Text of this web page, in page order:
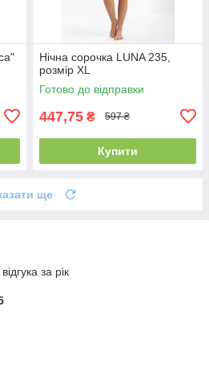
Нічна сорочка LUNA 235,
розмір XL
Готово до відправки
447,75 ₴ 597 ₴
Купити
ще
за рік